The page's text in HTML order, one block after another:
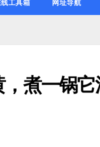
工具箱 网址导航
煮一锅